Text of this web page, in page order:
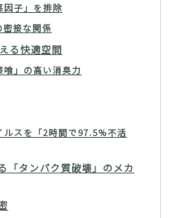
因子」を排除
密接な関係
る快適空間
」の高い消臭力
ルスを「2時間で97.5%不活
「タンパク質破壊」のメカ